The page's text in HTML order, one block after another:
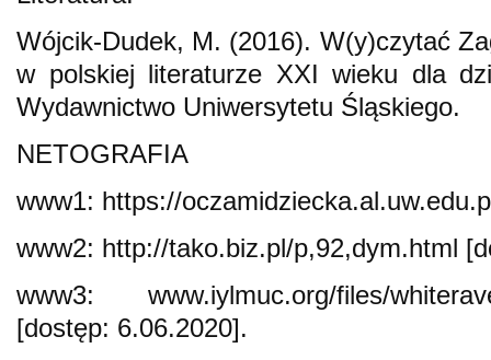
Wójcik-Dudek, M. (2016). W(y)czytać
w polskiej literaturze XXI wieku dla
Wydawnictwo Uniwersytetu Śląskiego.
NETOGRAFIA
www1: https://
www2: http://tako.biz.pl/p,92,dym.html
www3: www.iylmuc.org/files/
[dostęp: 6.06.2020].